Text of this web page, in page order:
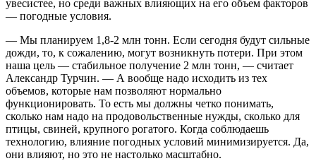
увесистее, но среди важных влияющих на его объем факторов
— погодные условия.
— Мы планируем 1,8-2 млн тонн. Если сегодня будут сильные
дожди, то, к сожалению, могут возникнуть потери. При этом
наша цель — стабильное получение 2 млн тонн, — считает
Александр Турчин. — А вообще надо исходить из тех
объемов, которые нам позволяют нормально
функционировать. То есть мы должны четко понимать,
сколько нам надо на продовольственные нужды, сколько для
птицы, свиней, крупного рогатого. Когда соблюдаешь
технологию, влияние погодных условий минимизируется. Да,
они влияют, но это не настолько масштабно.